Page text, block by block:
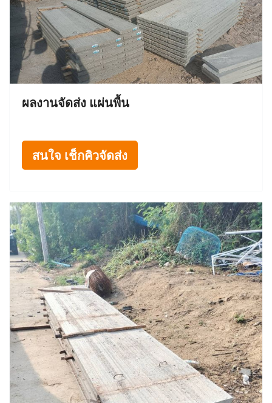
ผลงานจัดส่ง แผ่นพื้น
สนใจ เช็กคิวจัดส่ง